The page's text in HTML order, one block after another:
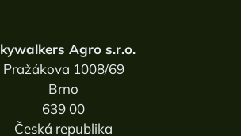
Agro s.r.o.
Pražákova 1008/69
Brno
639 00
Česká republika